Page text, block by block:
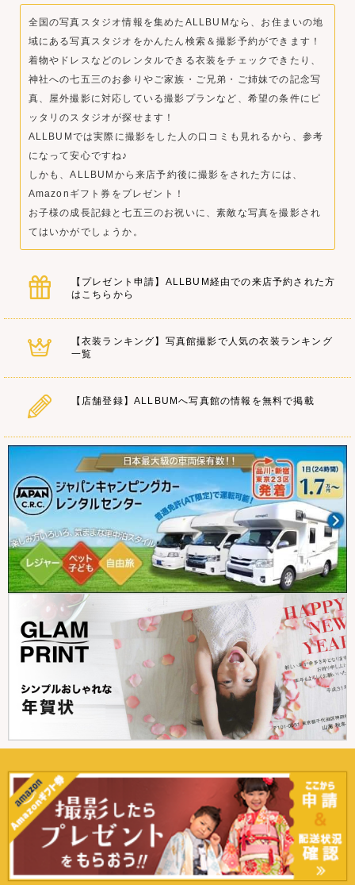
全国の写真スタジオ情報を集めたALLBUMなら、お住まいの地
域にある写真スタジオをかんたん検索＆撮影予約ができます！
着物やドレスなどのレンタルできる衣装をチェックできたり、
神社への七五三のお参りやご家族・ご兄弟・ご姉妹での記念写
真、屋外撮影に対応している撮影プランなど、希望の条件にピ
ッタリのスタジオが探せます！
ALLBUMでは実際に撮影をした人の口コミも見れるから、参考
になって安心ですね♪
しかも、ALLBUMから来店予約後に撮影をされた方には、
Amazonギフト券をプレゼント！
お子様の成長記録と七五三のお祝いに、素敵な写真を撮影され
てはいかがでしょうか。
【プレゼント申請】ALLBUM経由での来店予約された方
はこちらから
【衣装ランキング】写真館撮影で人気の衣装ランキング
一覧
【店舗登録】ALLBUMへ写真館の情報を無料で掲載